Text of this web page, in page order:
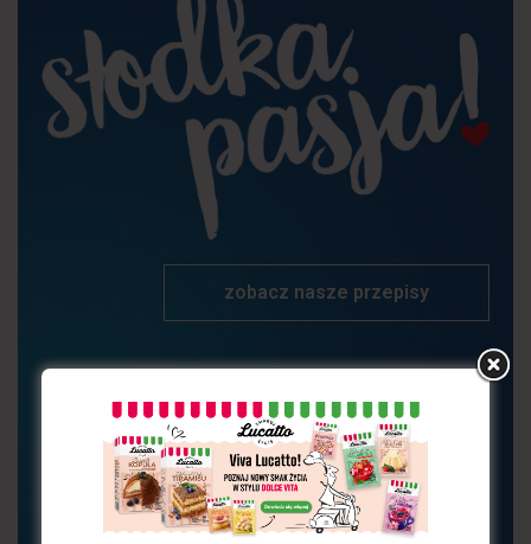
zobacz nasze przepisy